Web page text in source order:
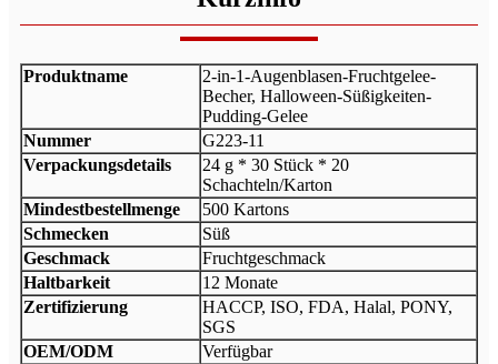
Produktname
2-in-1-Augenblasen-Fruchtgelee-
Becher, Halloween-Süßigkeiten-
Pudding-Gelee
Nummer
G223-11
Verpackungsdetails
24 g * 30 Stück * 20
Schachteln/Karton
Mindestbestellmenge
500 Kartons
Schmecken
Süß
Geschmack
Fruchtgeschmack
Haltbarkeit
12 Monate
Zertifizierung
HACCP, ISO, FDA, Halal, PONY,
SGS
OEM/ODM
Verfügbar